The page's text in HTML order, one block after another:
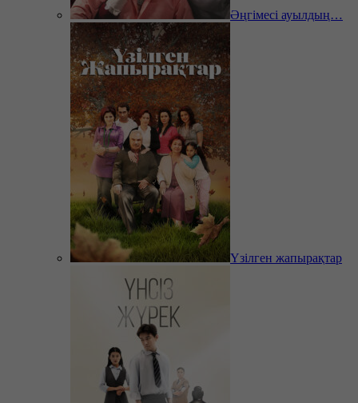
Әңгімесі ауылдың…
Үзілген жапырақтар